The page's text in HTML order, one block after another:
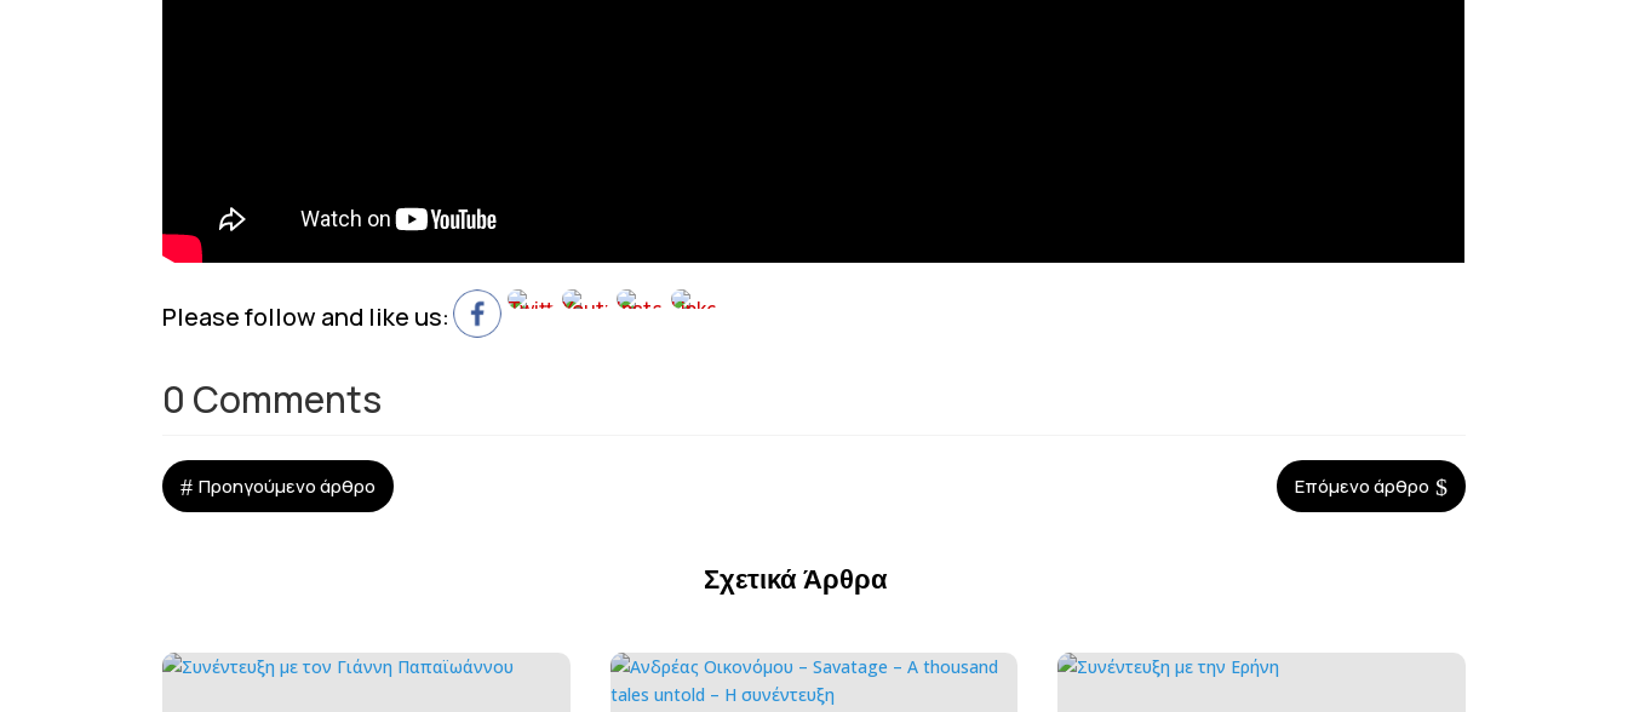
Please follow and like us:
0 Comments
# Προηγούμενο άρθρο Επόμενο άρθρο $
Σχετικά Άρθρα